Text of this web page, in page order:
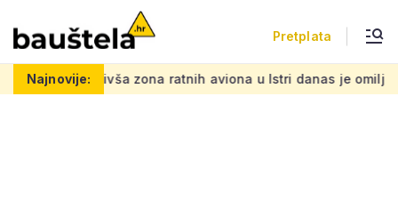
Pretplata
Najnovije:
Bivša zona ratnih aviona u Istri danas je omiljena